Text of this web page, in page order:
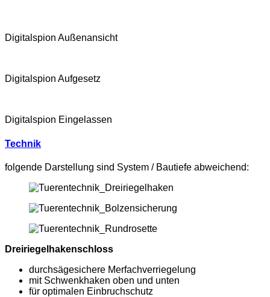
Digitalspion Außenansicht
Digitalspion Aufgesetz
Digitalspion Eingelassen
Technik
folgende Darstellung sind System / Bautiefe abweichend:
Dreiriegelhakenschloss
durchsägesichere Merfachverriegelung
mit Schwenkhaken oben und unten
für optimalen Einbruchschutz